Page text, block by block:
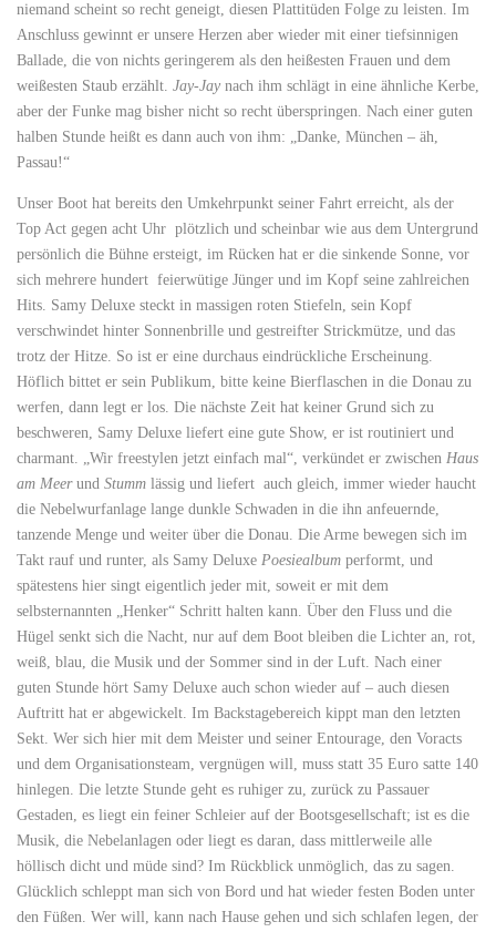
niemand scheint so recht geneigt, diesen Plattitüden Folge zu leisten. Im
Anschluss gewinnt er unsere Herzen aber wieder mit einer tiefsinnigen
Ballade, die von nichts geringerem als den heißesten Frauen und dem
weißesten Staub erzählt. Jay-Jay nach ihm schlägt in eine ähnliche Kerbe,
aber der Funke mag bisher nicht so recht überspringen. Nach einer guten
halben Stunde heißt es dann auch von ihm: „Danke, München – äh,
Passau!“
Unser Boot hat bereits den Umkehrpunkt seiner Fahrt erreicht, als der
Top Act gegen acht Uhr plötzlich und scheinbar wie aus dem Untergrund
persönlich die Bühne ersteigt, im Rücken hat er die sinkende Sonne, vor
sich mehrere hundert feierwütige Jünger und im Kopf seine zahlreichen
Hits. Samy Deluxe steckt in massigen roten Stiefeln, sein Kopf
verschwindet hinter Sonnenbrille und gestreifter Strickmütze, und das
trotz der Hitze. So ist er eine durchaus eindrückliche Erscheinung.
Höflich bittet er sein Publikum, bitte keine Bierflaschen in die Donau zu
werfen, dann legt er los. Die nächste Zeit hat keiner Grund sich zu
beschweren, Samy Deluxe liefert eine gute Show, er ist routiniert und
charmant. „Wir freestylen jetzt einfach mal“, verkündet er zwischen Haus
am Meerund Stumm lässig und liefert auch gleich, immer wieder haucht
die Nebelwurfanlage lange dunkle Schwaden in die ihn anfeuernde,
tanzende Menge und weiter über die Donau. Die Arme bewegen sich im
Takt rauf und runter, als Samy Deluxe Poesiealbum performt, und
spätestens hier singt eigentlich jeder mit, soweit er mit dem
selbsternannten „Henker“ Schritt halten kann. Über den Fluss und die
Hügel senkt sich die Nacht, nur auf dem Boot bleiben die Lichter an, rot,
weiß, blau, die Musik und der Sommer sind in der Luft. Nach einer
guten Stunde hört Samy Deluxe auch schon wieder auf – auch diesen
Auftritt hat er abgewickelt. Im Backstagebereich kippt man den letzten
Sekt. Wer sich hier mit dem Meister und seiner Entourage, den Voracts
und dem Organisationsteam, vergnügen will, muss statt 35 Euro satte 140
hinlegen. Die letzte Stunde geht es ruhiger zu, zurück zu Passauer
Gestaden, es liegt ein feiner Schleier auf der Bootsgesellschaft; ist es die
Musik, die Nebelanlagen oder liegt es daran, dass mittlerweile alle
höllisch dicht und müde sind? Im Rückblick unmöglich, das zu sagen.
Glücklich schleppt man sich von Bord und hat wieder festen Boden unter
den Füßen. Wer will, kann nach Hause gehen und sich schlafen legen, der